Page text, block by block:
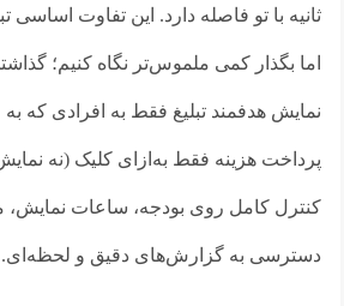
ثانیه با تو فاصله دارد. این تفاوت
اما بگذار کمی ملموس‌تر نگاه کنیم؛
نمایش هدفمند تبلیغ فقط به افرادی که
پرداخت هزینه فقط به‌ازای کلیک (نه
کنترل کامل روی بودجه، ساعات نمایش،
دسترسی به گزارش‌های دقیق و لحظه‌ای.